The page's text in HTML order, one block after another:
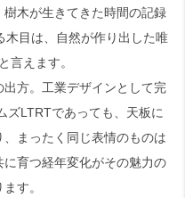
木が生きてきた時間の記録
木目は、自然が作り出した唯
言えます。
方。工業デザインとして完
ズLTRTであっても、天板に
まったく同じ表情のものは
育つ経年変化がその魅力の
す。